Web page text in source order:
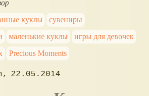
куклы
сувениры
маленькие куклы
игры для девочек
Precious Moments
22.05.2014